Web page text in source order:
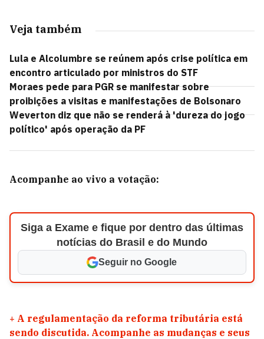
Veja também
Lula e Alcolumbre se reúnem após crise política em
encontro articulado por ministros do STF
Moraes pede para PGR se manifestar sobre
proibições a visitas e manifestações de Bolsonaro
Weverton diz que não se renderá à 'dureza do jogo
político' após operação da PF
Acompanhe ao vivo a votação:
Siga a Exame e fique por dentro das últimas
notícias do Brasil e do Mundo
Seguir no Google
+ A regulamentação da reforma tributária está
sendo discutida. Acompanhe as mudanças e seus